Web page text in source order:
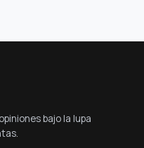
bajo la lupa